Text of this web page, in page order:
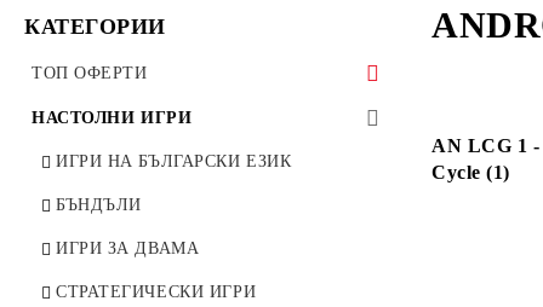
КАТЕГОРИИ
ТОП ОФЕРТИ
50 ОФЕРТИ ДО 50%
РАЗПРОДАЖБИ
ПРЕОЦЕНЕНИ
НАСТОЛНИ ИГРИ
ИГРИ НА БЪЛГАРСКИ ЕЗИК
БЪНДЪЛИ
ИГРИ ЗА ДВАМА
СТРАТЕГИЧЕСКИ ИГРИ
AN LCG 1 -
Cycle (1)